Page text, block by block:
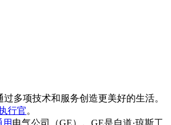
过多项技术和服务创造更美好的生活。
行官。
用 电气公司（GE）。GE是自道·琼斯工